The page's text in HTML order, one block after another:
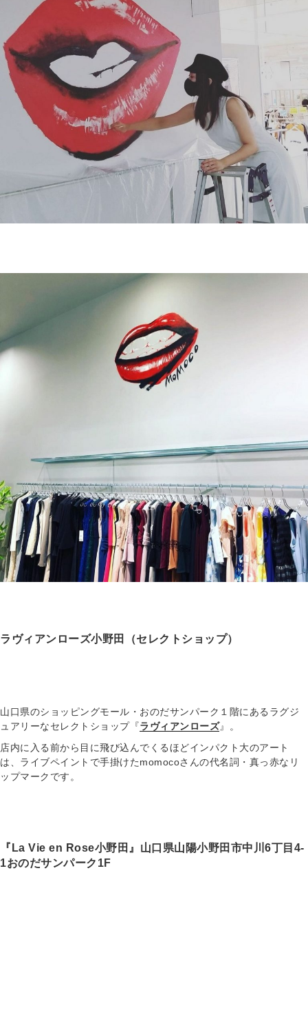
ラヴィアンローズ小野田（セレクトショップ）
山口県のショッピングモール・おのだサンパーク１階にあるラグジ
ュアリーなセレクトショップ『ラヴィアンローズ』。
店内に入る前から目に飛び込んでくるほどインパクト大のアート
は、ライブペイントで手掛けたmomocoさんの代名詞・真っ赤なリ
ップマークです。
『La Vie en Rose小野田』山口県山陽小野田市中川6丁目4-
1おのだサンパーク1F